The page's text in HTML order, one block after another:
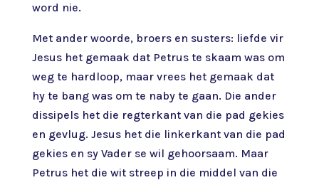
word nie.
Met ander woorde, broers en susters: liefde vir
Jesus het gemaak dat Petrus te skaam was om
weg te hardloop, maar vrees het gemaak dat
hy te bang was om te naby te gaan. Die ander
dissipels het die regterkant van die pad gekies
en gevlug. Jesus het die linkerkant van die pad
gekies en sy Vader se wil gehoorsaam. Maar
Petrus het die wit streep in die middel van die